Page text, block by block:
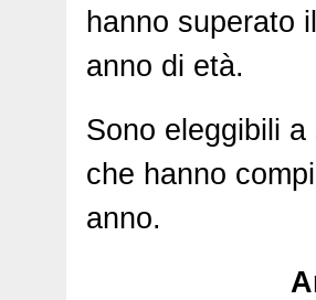
hanno superato
anno di età.
Sono eleggibili
che hanno
anno.